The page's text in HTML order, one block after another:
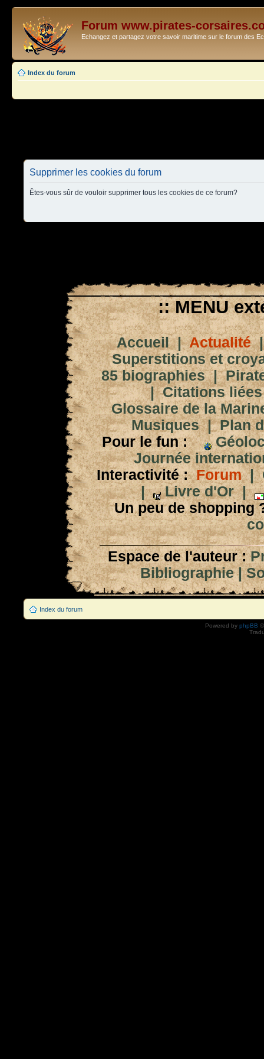
Forum www.pirates-
Echangez et partagez votre savoir maritime sur le forum des
Index du forum
Supprimer les cookies du forum
Êtes-vous sûr de vouloir supprimer tous les cookies de ce forum?
:: MENU
Accueil|Actualité
Superstitions et
85 biographies|
|Citations
Glossaire de la
Musiques|Plan
Pour le fun :
Journée
Interactivité : Forum|
|
Livre d'Or|
Un peu de shopping
Espace de l'auteur :
Bibliographie|
Index du forum
Powered by phpBB